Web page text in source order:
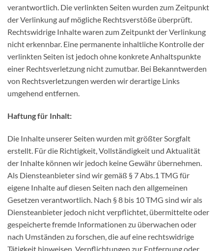
verantwortlich. Die verlinkten Seiten wurden zum Zeitpunkt
der Verlinkung auf mögliche Rechtsverstöße überprüft.
Rechtswidrige Inhalte waren zum Zeitpunkt der Verlinkung
nicht erkennbar. Eine permanente inhaltliche Kontrolle der
verlinkten Seiten ist jedoch ohne konkrete Anhaltspunkte
einer Rechtsverletzung nicht zumutbar. Bei Bekanntwerden
von Rechtsverletzungen werden wir derartige Links
umgehend entfernen.
Haftung für Inhalt:
Die Inhalte unserer Seiten wurden mit größter Sorgfalt
erstellt. Für die Richtigkeit, Vollständigkeit und Aktualität
der Inhalte können wir jedoch keine Gewähr übernehmen.
Als Diensteanbieter sind wir gemäß § 7 Abs.1 TMG für
eigene Inhalte auf diesen Seiten nach den allgemeinen
Gesetzen verantwortlich. Nach § 8 bis 10 TMG sind wir als
Diensteanbieter jedoch nicht verpflichtet, übermittelte oder
gespeicherte fremde Informationen zu überwachen oder
nach Umständen zu forschen, die auf eine rechtswidrige
Tätigkeit hinweisen. Verpflichtungen zur Entfernung oder